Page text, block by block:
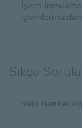
İşlem
işlemleriniz
Sıkça
SMS